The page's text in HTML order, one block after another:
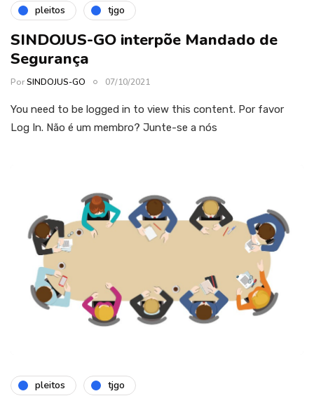
pleitos tjgo
SINDOJUS-GO interpõe Mandado de
Segurança
PorSINDOJUS-GO 07/10/2021
You need to be logged in to view this content. Por favor
Log In. Não é um membro? Junte-se a nós
pleitos tjgo